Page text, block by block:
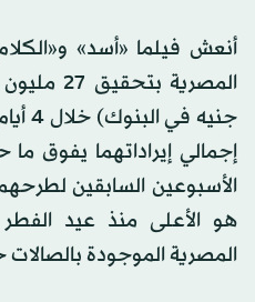
أنعش فيلما «أسد»
جنيه
إجمالي إيراداتهما يفوق
الأسبوعين السابقين
هو الأعلى منذ عيد الفطر
المصرية الموجودة بالصالات حاجز 30